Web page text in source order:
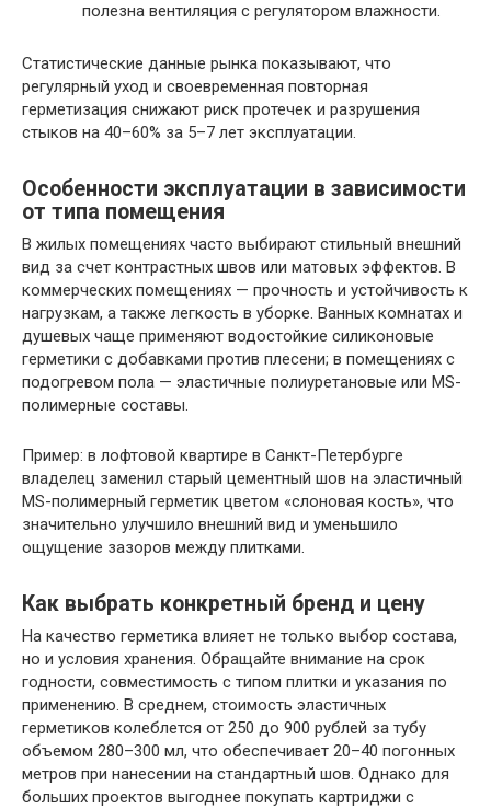
полезна вентиляция с регулятором влажности.
Статистические данные рынка показывают, что
регулярный уход и своевременная повторная
герметизация снижают риск протечек и разрушения
стыков на 40–60% за 5–7 лет эксплуатации.
Особенности эксплуатации в зависимости
от типа помещения
В жилых помещениях часто выбирают стильный внешний
вид за счет контрастных швов или матовых эффектов. В
коммерческих помещениях — прочность и устойчивость к
нагрузкам, а также легкость в уборке. Ванных комнатах и
душевых чаще применяют водостойкие силиконовые
герметики с добавками против плесени; в помещениях с
подогревом пола — эластичные полиуретановые или MS-
полимерные составы.
Пример: в лофтовой квартире в Санкт-Петербурге
владелец заменил старый цементный шов на эластичный
MS-полимерный герметик цветом «слоновая кость», что
значительно улучшило внешний вид и уменьшило
ощущение зазоров между плитками.
Как выбрать конкретный бренд и цену
На качество герметика влияет не только выбор состава,
но и условия хранения. Обращайте внимание на срок
годности, совместимость с типом плитки и указания по
применению. В среднем, стоимость эластичных
герметиков колеблется от 250 до 900 рублей за тубу
объемом 280–300 мл, что обеспечивает 20–40 погонных
метров при нанесении на стандартный шов. Однако для
больших проектов выгоднее покупать картриджи с